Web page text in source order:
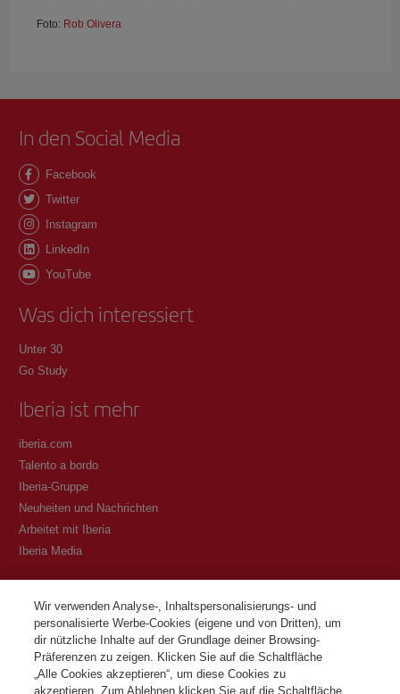
Foto: Rob Olivera
In den Social Media
Facebook
Twitter
Instagram
LinkedIn
YouTube
Was dich interessiert
Unter 30
Go Study
Iberia ist mehr
iberia.com
Talento a bordo
Iberia-Gruppe
Neuheiten und Nachrichten
Arbeitet mit Iberia
Iberia Media
Allgemeine Geschäftsbedingungen des Iberia Club Programms
Bedingungen für die Registrierung auf iberia.com
Richtlinien zum Schutz personenbezogener Daten
Cookie-Richtlinie und -Verwaltung
Wir verwenden Analyse-, Inhaltspersonalisierungs- und
personalisierte Werbe-Cookies (eigene und von Dritten), um
dir nützliche Inhalte auf der Grundlage deiner Browsing-
Präferenzen zu zeigen. Klicken Sie auf die Schaltfläche
„Alle Cookies akzeptieren“, um diese Cookies zu
akzeptieren. Zum Ablehnen klicken Sie auf die Schaltfläche